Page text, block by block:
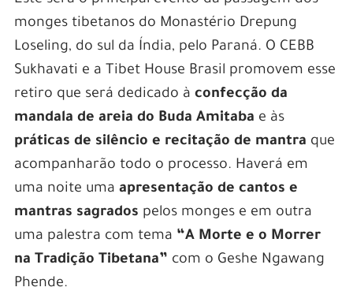
monges tibetanos do Monastério Drepung
Loseling, do sul da Índia, pelo Paraná. O CEBB
Sukhavati e a Tibet House Brasil promovem esse
retiro que será dedicado à confecção da
mandala de areia do Buda Amitaba e às
práticas de silêncio e recitação de mantra que
acompanharão todo o processo. Haverá em
uma noite uma apresentação de cantos e
mantras sagrados pelos monges e em outra
uma palestra com tema “A Morte e o Morrer
na Tradição Tibetana” com o Geshe Ngawang
Phende.